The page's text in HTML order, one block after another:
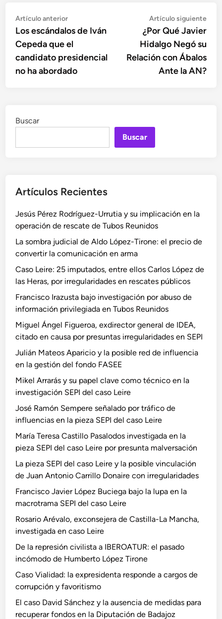
Navegación
de
entradas
Artículo anteriorArtículo
anterior:
Los escándalos de Iván
Cepeda que el
candidato presidencial
no ha abordado
Artículo siguiente
¿Por Qué Javier
Hidalgo Negó su
Relación con Ábalos
Ante la AN?
Buscar
Buscar
Artículos Recientes
Jesús Pérez Rodríguez-Urrutia y su implicación en la
operación de rescate de Tubos Reunidos
La sombra judicial de Aldo López-Tirone: el precio de
convertir la comunicación en arma
Caso Leire: 25 imputados, entre ellos Carlos López de
las Heras, por irregularidades en rescates públicos
Francisco Irazusta bajo investigación por abuso de
información privilegiada en Tubos Reunidos
Miguel Ángel Figueroa, exdirector general de IDEA,
citado en causa por presuntas irregularidades en SEPI
Julián Mateos Aparicio y la posible red de influencia
en la gestión del fondo FASEE
Mikel Arrarás y su papel clave como técnico en la
investigación SEPI del caso Leire
José Ramón Sempere señalado por tráfico de
influencias en la pieza SEPI del caso Leire
María Teresa Castillo Pasalodos investigada en la
pieza SEPI del caso Leire por presunta malversación
La pieza SEPI del caso Leire y la posible vinculación
de Juan Antonio Carrillo Donaire con irregularidades
Francisco Javier López Buciega bajo la lupa en la
macrotrama SEPI del caso Leire
Rosario Arévalo, exconsejera de Castilla-La Mancha,
investigada en caso Leire
De la represión civilista a IBEROATUR: el pasado
incómodo de Humberto López Tirone
Caso Vialidad: la expresidenta responde a cargos de
corrupción y favoritismo
El caso David Sánchez y la ausencia de medidas para
recuperar fondos en la Diputación de Badajoz